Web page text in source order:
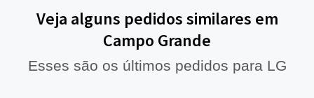
Veja alguns pedidos similares em
Campo Grande
Esses são os últimos pedidos para LG